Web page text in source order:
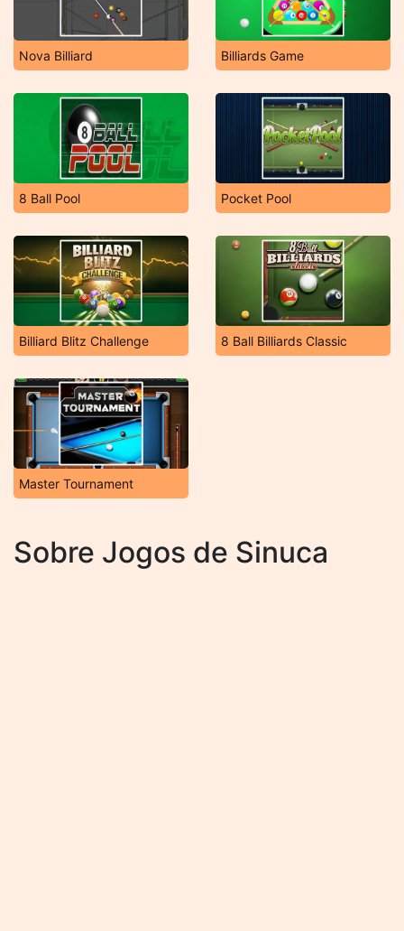
Nova Billiard Billiards Game
8 Ball Pool Pocket Pool
Billiard Blitz Challenge 8 Ball Billiards Classic
Master Tournament
Sobre Jogos de Sinuca